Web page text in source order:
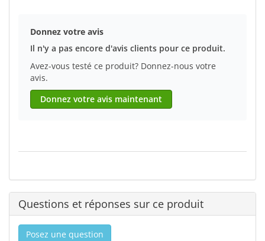
Donnez votre avis
Il n'y a pas encore d'avis clients pour ce produit.
Avez-vous testé ce produit? Donnez-nous votre
avis.
Donnez votre avis maintenant
Questions et réponses sur ce produit
Posez une question